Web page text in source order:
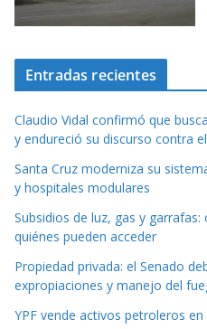
Entradas recientes
Claudio Vidal confirmó que
y endureció su discurso contra
Santa Cruz moderniza su
y hospitales modulares
Subsidios de luz, gas y
quiénes pueden acceder
Propiedad privada: el Senado
expropiaciones y manejo del
YPF vende activos petroleros